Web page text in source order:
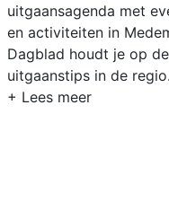
uitgaansagenda met
en activiteiten in
Dagblad houdt je op
uitgaanstips in de regio.